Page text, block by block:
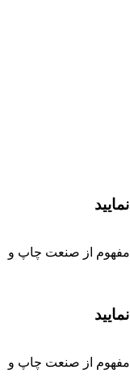
از صنعت چاپ و
از صنعت چاپ و